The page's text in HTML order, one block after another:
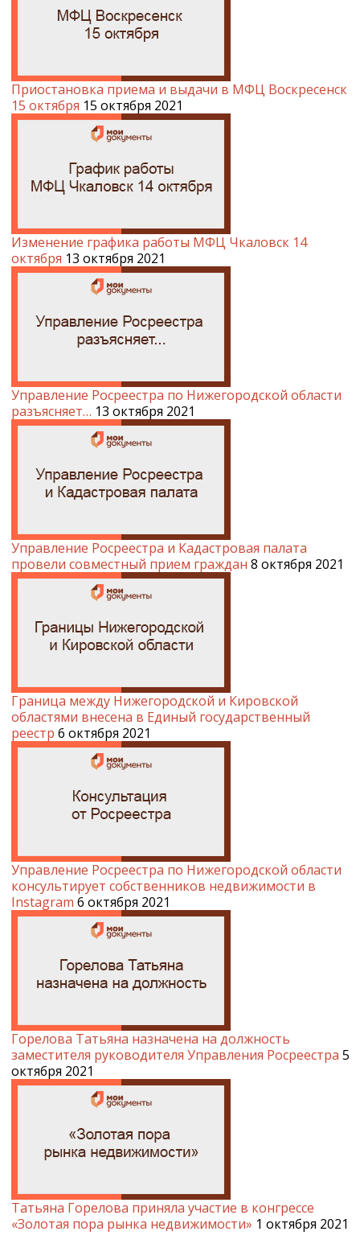
Приостановка приема и выдачи в МФЦ Воскресенск
15 октября 15 октября 2021
Изменение графика работы МФЦ Чкаловск 14
октября 13 октября 2021
Управление Росреестра по Нижегородской области
разъясняет… 13 октября 2021
Управление Росреестра и Кадастровая палата
провели совместный прием граждан 8 октября 2021
Граница между Нижегородской и Кировской
областями внесена в Единый государственный
реестр 6 октября 2021
Управление Росреестра по Нижегородской области
консультирует собственников недвижимости в
Instagram 6 октября 2021
Горелова Татьяна назначена на должность
заместителя руководителя Управления Росреестра 5
октября 2021
Татьяна Горелова приняла участие в конгрессе
«Золотая пора рынка недвижимости» 1 октября 2021